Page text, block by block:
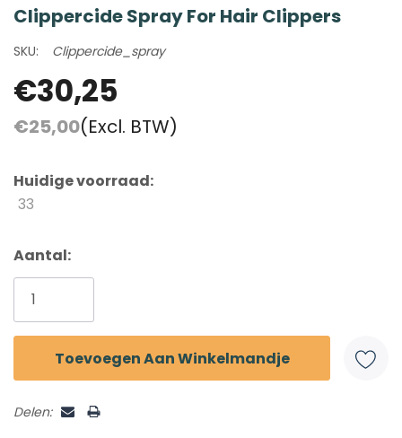
Clippercide Spray For Hair Clippers
SKU: Clippercide_spray
€30,25
€25,00(Excl. BTW)
Huidige voorraad:
33
Aantal:
Delen: